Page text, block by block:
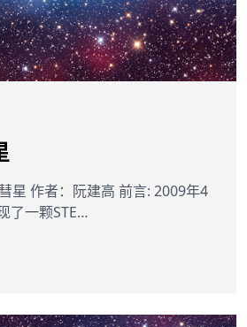
星 作者：阮建高 前言: 2009年4
了一颗STE…